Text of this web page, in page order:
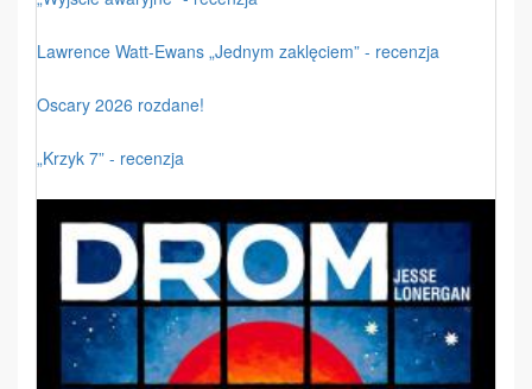
Lawrence Watt-Ewans „Jednym zaklęciem” - recenzja
Oscary 2026 rozdane!
„Krzyk 7” - recenzja